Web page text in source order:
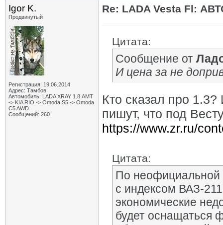
Igor K.
Продвинутый
Регистрация: 19.06.2014
Адрес: Тамбов
Автомобиль: LADA XRAY 1.8 АМТ
-> KIA RIO -> Omoda S5 -> Omoda
C5 AWD
Сообщений: 260
Re: LADA Vesta Fl:
Цитата:
Сообщение от
И цена за не
Кто сказал про
пишут, что под
https://www.zr.ru/
Цитата:
По неофициальной
с индексом ВАЗ-
экономические
будет оснащаться